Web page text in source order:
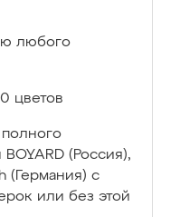
любого
цветов
(Россия),
(Германия) с
или без этой